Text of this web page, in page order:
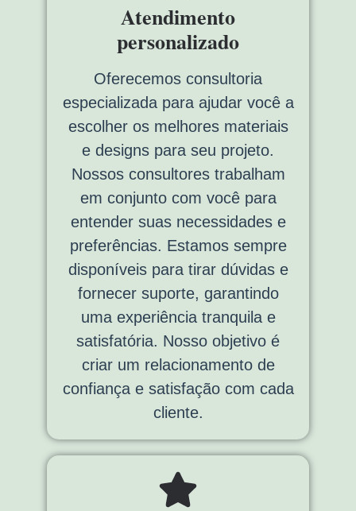
Atendimento
personalizado
Oferecemos consultoria
especializada para ajudar você a
escolher os melhores materiais
e designs para seu projeto.
Nossos consultores trabalham
em conjunto com você para
entender suas necessidades e
preferências. Estamos sempre
disponíveis para tirar dúvidas e
fornecer suporte, garantindo
uma experiência tranquila e
satisfatória. Nosso objetivo é
criar um relacionamento de
confiança e satisfação com cada
cliente.